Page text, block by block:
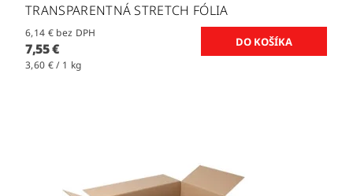
TRANSPARENTNÁ STRETCH FÓLIA
6,14 € bez DPH
7,55 €
3,60 € / 1 kg